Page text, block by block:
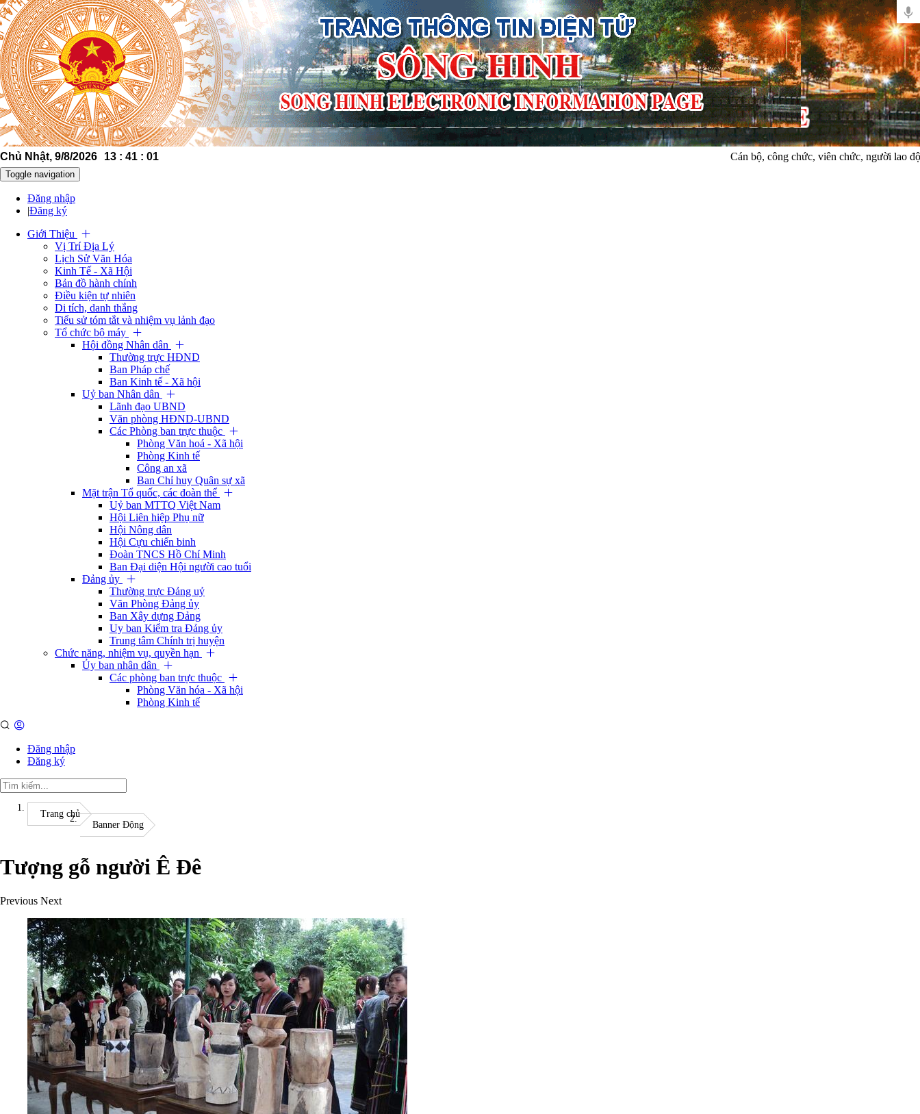
Chủ Nhật, 9/8/2026 13 : 41 : 02 Cán bộ, công chức, viên chức, người lao động xã
Toggle navigation
Đăng nhập
|Đăng ký
Giới Thiệu
Vị Trí Địa Lý
Lịch Sử Văn Hóa
Kinh Tế - Xã Hội
Bản đồ hành chính
Điều kiện tự nhiên
Di tích, danh thắng
Tiểu sử tóm tắt và nhiệm vụ lảnh đạo
Tổ chức bộ máy
Hội đồng Nhân dân
Thường trực HĐND
Ban Pháp chế
Ban Kinh tế - Xã hội
Uỷ ban Nhân dân
Lãnh đạo UBND
Văn phòng HĐND-UBND
Các Phòng ban trực thuộc
Phòng Văn hoá - Xã hội
Phòng Kinh tế
Công an xã
Ban Chỉ huy Quân sự xã
Mặt trận Tổ quốc, các đoàn thể
Uỷ ban MTTQ Việt Nam
Hội Liên hiệp Phụ nữ
Hội Nông dân
Hội Cựu chiến binh
Đoàn TNCS Hồ Chí Minh
Ban Đại diện Hội người cao tuổi
Đảng ủy
Thường trực Đảng uỷ
Văn Phòng Đảng ủy
Ban Xây dựng Đảng
Uy ban Kiểm tra Đảng ủy
Trung tâm Chính trị huyện
Chức năng, nhiệm vụ, quyền hạn
Ủy ban nhân dân
Các phòng ban trực thuộc
Phòng Văn hóa - Xã hội
Phòng Kinh tế
Đăng nhập
Đăng ký
Trang chủ
Banner Động
Tượng gỗ người Ê Đê
Previous Next